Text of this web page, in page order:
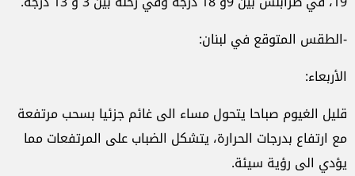
-الطقس المتوقع في لبنان:
الأربعاء:
قليل الغيوم صباحا يتحول مساء الى غائم جزئيا بسحب مرتفعة
مع ارتفاع بدرجات الحرارة، يتشكل الضباب على المرتفعات مما
يؤدي الى رؤية سيئة.